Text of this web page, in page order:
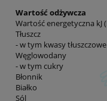
Wartość odżywcza
Wartość energetyczna kJ
Tłuszcz
- w tym kwasy tłuszczowe
Węglowodany
- w tym cukry
Błonnik
Białko
Sól